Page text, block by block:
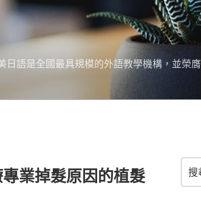
日語是全國最具規模的外語教學機構，並榮
業掉髮原因的植髮
尋
關